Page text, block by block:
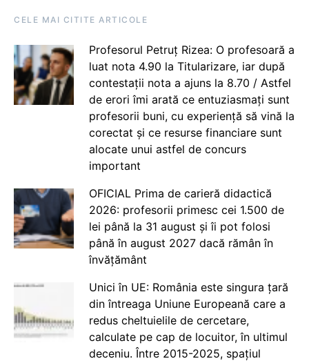
CELE MAI CITITE ARTICOLE
Profesorul Petruț Rizea: O profesoară a
luat nota 4.90 la Titularizare, iar după
contestații nota a ajuns la 8.70 / Astfel
de erori îmi arată ce entuziasmați sunt
profesorii buni, cu experiență să vină la
corectat și ce resurse financiare sunt
alocate unui astfel de concurs
important
OFICIAL Prima de carieră didactică
2026: profesorii primesc cei 1.500 de
lei până la 31 august și îi pot folosi
până în august 2027 dacă rămân în
învățământ
Unici în UE: România este singura țară
din întreaga Uniune Europeană care a
redus cheltuielile de cercetare,
calculate pe cap de locuitor, în ultimul
deceniu. Între 2015-2025, spațiul